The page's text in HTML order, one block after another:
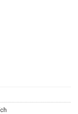
i50 Mercedes